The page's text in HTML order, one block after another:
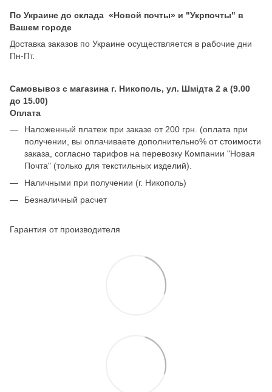
По Украине до склада «Новой почты» и "Укрпочты" в
Вашем городе
Доставка заказов по Украине осуществляется в рабочие дни
Пн-Пт.
Самовывоз с магазина г. Никополь, ул. Шмідта 2 а (9.00
до 15.00)
Оплата
Наложенный платеж при заказе от 200 грн. (оплата при
получении, вы оплачиваете дополнительно% от стоимости
заказа, согласно тарифов на перевозку Компании "Новая
Почта" (только для текстильных изделий).
Наличными при получении (г. Никополь)
Безналичный расчет
Гарантия от производителя